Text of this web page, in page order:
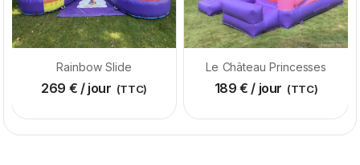
Rainbow Slide
269 € / jour (TTC)
Le Château Princesses
189€ / jour (TTC)